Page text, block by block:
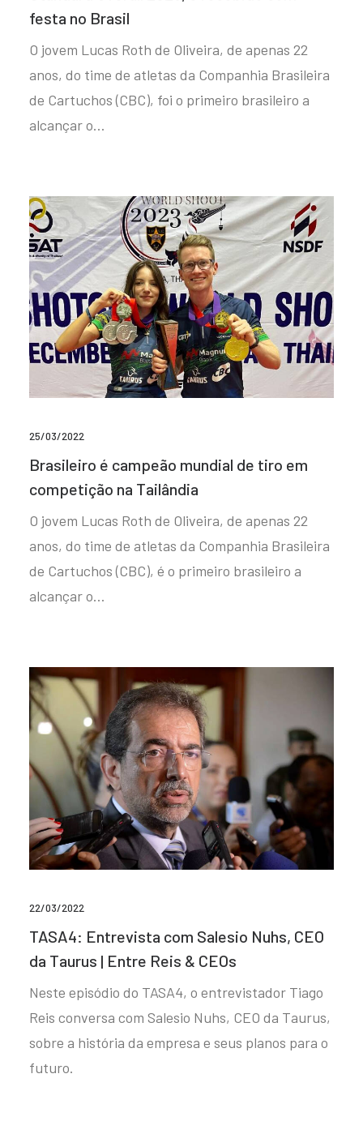
festa no Brasil
O jovem Lucas Roth de Oliveira, de apenas 22
anos, do time de atletas da Companhia Brasileira
de Cartuchos (CBC), foi o primeiro brasileiro a
alcançar o…
25/03/2022
Brasileiro é campeão mundial de tiro em
competição na Tailândia
O jovem Lucas Roth de Oliveira, de apenas 22
anos, do time de atletas da Companhia Brasileira
de Cartuchos (CBC), é o primeiro brasileiro a
alcançar o…
22/03/2022
TASA4: Entrevista com Salesio Nuhs, CEO
da Taurus | Entre Reis & CEOs
Neste episódio do TASA4, o entrevistador Tiago
Reis conversa com Salesio Nuhs, CEO da Taurus,
sobre a história da empresa e seus planos para o
futuro.